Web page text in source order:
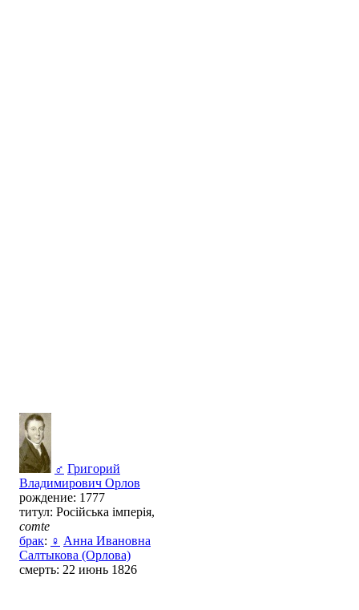
♂ Григорий
Владимирович Орлов
рождение: 1777
титул: Російська імперія,
comte
брак: ♀ Анна Ивановна
Салтыкова (Орлова)
смерть: 22 июнь 1826